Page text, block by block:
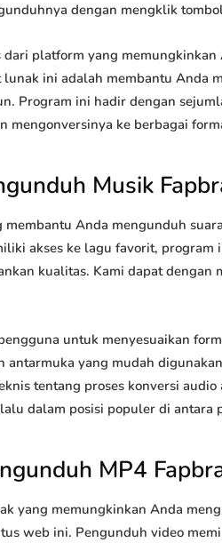
dengan mengklik
platform yang
ini adalah membantu Anda
Program ini hadir dengan
ke berbagai
Musik
Anda mengunduh
akses ke lagu favorit,
kualitas. Kami dapat
untuk menyesuaikan
yang mudah
tentang proses konversi
dalam posisi populer di antara
MP4
yang memungkinkan Anda
web ini. Pengunduh video